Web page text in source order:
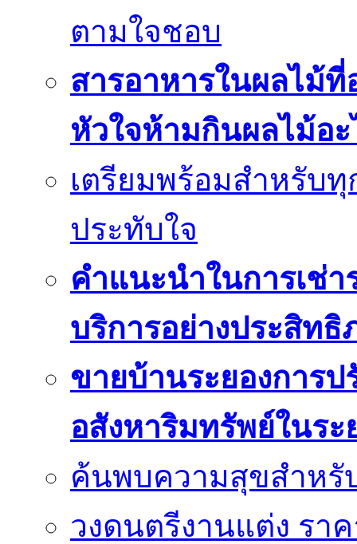
ตามใจชอบ
สารอาหารในผลไม้
หัวใจห้ามกินผลไม้อะ
เตรียมพร้อมสำหรับ
ประทับใจ
คำแนะนำในการเช่า
บริการอย่างประสิทธิ
ขายบ้านระยองการ
อสังหาริมทรัพย์ในระ
ค้นพบความสุขสำหรั
วงดนตรีงานแต่ง รา